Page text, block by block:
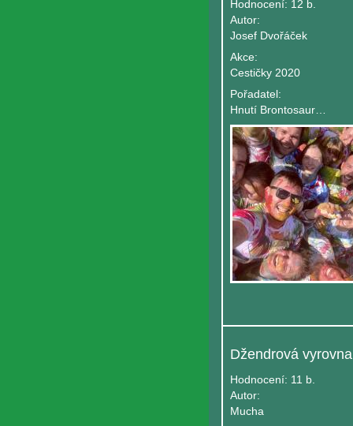
Hodnocení: 12 b.
Autor:
Josef Dvořáček
Akce:
Cestičky 2020
Pořadatel:
Hnutí Brontosaurus Podluží
Džendrová
Hodnocení: 11 b.
Autor:
Mucha